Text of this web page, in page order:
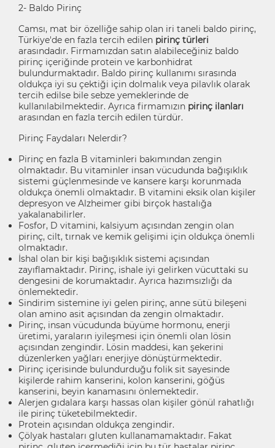
2- Baldo Pirinç
Camsı, mat bir özelliğe sahip olan iri taneli baldo pirinç,
Türkiye'de en fazla tercih edilen pirinç türleri
arasındadır. Firmamızdan satın alabileceğiniz baldo
pirinç içeriğinde protein ve karbonhidrat
bulundurmaktadır. Baldo pirinç kullanımı sırasında
oldukça iyi su çektiği için dolmalık veya pilavlık olarak
tercih edilse bile sebze yemeklerinde de
kullanılabilmektedir. Ayrıca firmamızın pirinç ilanları
arasından en fazla tercih edilen türdür.
Pirinç Faydaları Nelerdir?
Pirinç en fazla B vitaminleri bakımından zengin
olmaktadır. Bu vitaminler insan vücudunda bağışıklık
sistemi güçlenmesinde ve kansere karşı korunmada
oldukça önemli olmaktadır. B vitamini eksik olan kişiler
depresyon ve Alzheimer gibi birçok hastalığa
yakalanabilirler.
Fosfor, D vitamini, kalsiyum açısından zengin olan
pirinç, cilt, tırnak ve kemik gelişimi için oldukça önemli
olmaktadır.
İshal olan bir kişi bağışıklık sistemi açısından
zayıflamaktadır. Pirinç, ishale iyi gelirken vücuttaki su
dengesini de korumaktadır. Ayrıca hazımsızlığı da
önlemektedir.
Sindirim sistemine iyi gelen pirinç, anne sütü bileşeni
olan amino asit açısından da zengin olmaktadır.
Pirinç, insan vücudunda büyüme hormonu, enerji
üretimi, yaraların iyileşmesi için önemli olan lösin
açısından zengindir. Lösin maddesi, kan şekerini
düzenlerken yağları enerjiye dönüştürmektedir.
Pirinç içerisinde bulundurduğu folik sit sayesinde
kişilerde rahim kanserini, kolon kanserini, göğüs
kanserini, beyin kanamasını önlemektedir.
Alerjen gıdalara karşı hassas olan kişiler gönül rahatlığı
ile pirinç tüketebilmektedir.
Protein açısından oldukça zengindir.
Çölyak hastaları gluten kullanamamaktadır. Fakat